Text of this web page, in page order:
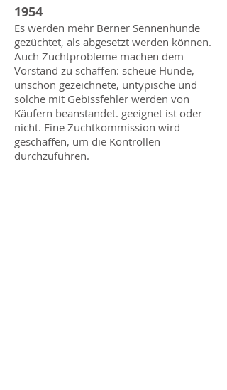
1954
Es werden mehr Berner Sennenhunde
gezüchtet, als abgesetzt werden können.
Auch Zuchtprobleme machen dem
Vorstand zu schaffen: scheue Hunde,
unschön gezeichnete, untypische und
solche mit Gebissfehler werden von
Käufern beanstandet. geeignet ist oder
nicht. Eine Zuchtkommission wird
geschaffen, um die Kontrollen
durchzuführen.